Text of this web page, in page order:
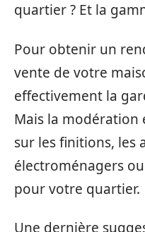
quartier ? Et la
Pour obtenir un
vente de votre
effectivement la
Mais la modération
sur les finitions, les
électroménagers
pour votre quartier.
Une dernière